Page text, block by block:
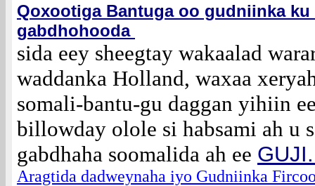
Qoxootiga Bantuga oo gudniinka
gabdhohooda
sida eey sheegtay wakaalad
waddanka Holland, waxaa
somali-bantu-gu daggan yihiin
billowday olole si habsami ah u
gabdhaha soomalida ah ee
Aragtida dadweynaha iyo Gudniinka